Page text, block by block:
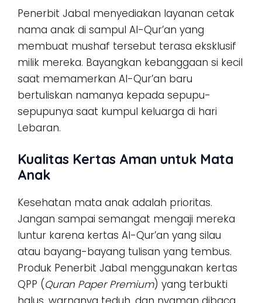
Penerbit Jabal menyediakan layanan cetak
nama anak di sampul Al-Qur’an yang
membuat mushaf tersebut terasa eksklusif
milik mereka. Bayangkan kebanggaan si kecil
saat memamerkan Al-Qur’an baru
bertuliskan namanya kepada sepupu-
sepupunya saat kumpul keluarga di hari
Lebaran.
Kualitas Kertas Aman untuk Mata
Anak
Kesehatan mata anak adalah prioritas.
Jangan sampai semangat mengaji mereka
luntur karena kertas Al-Qur’an yang silau
atau bayang-bayang tulisan yang tembus.
Produk Penerbit Jabal menggunakan kertas
QPP (Quran Paper Premium) yang terbukti